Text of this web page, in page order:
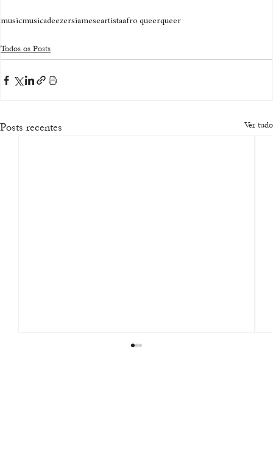
musicmusicadeezersiameseartistaafro queerqueer
Todos os Posts
Posts recentes Ver tudo